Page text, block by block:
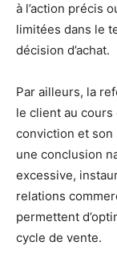
à l’action précis
limitées dans le
décision d’achat.
Par ailleurs, la
le client au cours
conviction et
une conclusion
excessive,
relations
permettent
cycle de vente.